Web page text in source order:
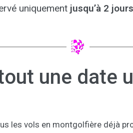
uniquement jusqu’à 2
une date
les vols en montgolfière déjà